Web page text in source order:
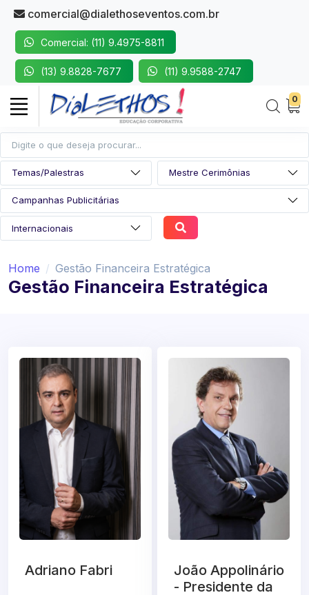
comercial@dialethoseventos.com.br
Comercial: (11) 9.4975-8811
(13) 9.8828-7677 (11) 9.9588-2747
0
Home Gestão Financeira Estratégica
Gestão Financeira Estratégica
Adriano Fabri
João Appolinário
- Presidente da